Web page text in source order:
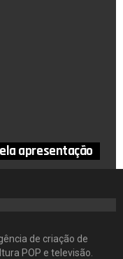
apresentação
de criação de
POP e televisão.